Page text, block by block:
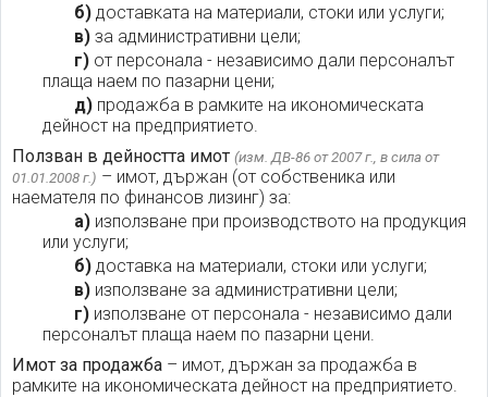
б)доставката на материали, стоки или услуги;
в)за административни цели;
г)от персонала - независимо дали персоналът
плаща наем по пазарни цени;
д)продажба в рамките на икономическата
дейност на предприятието.
Ползван в дейността имот (изм. ДВ-86 от 2007 г., в сила от
01.01.2008 г.) – имот, държан (от собственика или
наемателя по финансов лизинг) за:
а)използване при производството на продукция
или услуги;
б)доставка на материали, стоки или услуги;
в)използване за административни цели;
г)използване от персонала - независимо дали
персоналът плаща наем по пазарни цени.
Имот за продажба – имот, държан за продажба в
рамките на икономическата дейност на предприятието.